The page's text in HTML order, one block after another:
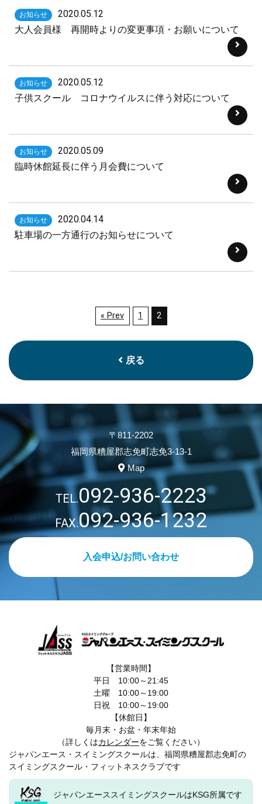
お知らせ 2020.05.12
大人会員様 再開時よりの変更事項・お願いについて
お知らせ 2020.05.12
子供スクール コロナウイルスに伴う対応について
お知らせ 2020.05.09
臨時休館延長に伴う月会費について
お知らせ 2020.04.14
駐車場の一方通行のお知らせについて
« Prev 1 2
戻る
〒811-2202
福岡県糟屋郡志免町志免3-13-1
Map
TEL.092-936-2223
FAX.092-936-1232
入会申込/お問い合わせ
【営業時間】
平日 10:00～21:45
土曜 10:00～19:00
日祝 10:00～19:00
【休館日】
毎月末・お盆・年末年始
（詳しくはカレンダーをご覧ください）
ジャパンエース・スイミングスクールは、福岡県糟屋郡志免町の
スイミングスクール・フィットネスクラブです
ジャパンエーススイミングスクールはKSG所属です